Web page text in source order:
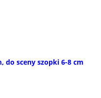
do sceny szopki 6-8 cm